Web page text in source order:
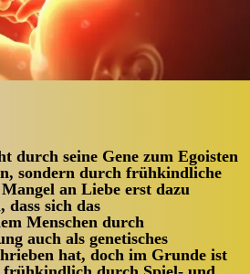
durch seine Gene zum Egoisten
sondern durch frühkindliche
an Liebe erst dazu
dass sich das
Menschen durch
auch als genetisches
hat, doch im Grunde ist